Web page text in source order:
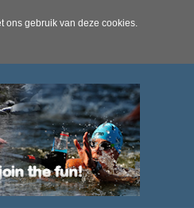
ons gebruik van deze cookies.